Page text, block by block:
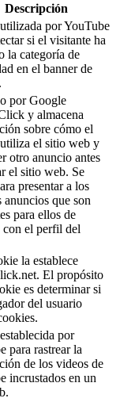
Descripción
por YouTube
si el visitante ha
la categoría de
en el banner de
por Google
y almacena
sobre cómo el
el sitio web y
otro anuncio antes
el sitio web. Se
presentar a los
anuncios que son
para ellos de
con el perfil del
la establece
El propósito
es determinar si
del usuario
por
para rastrear la
de los videos de
incrustados en un